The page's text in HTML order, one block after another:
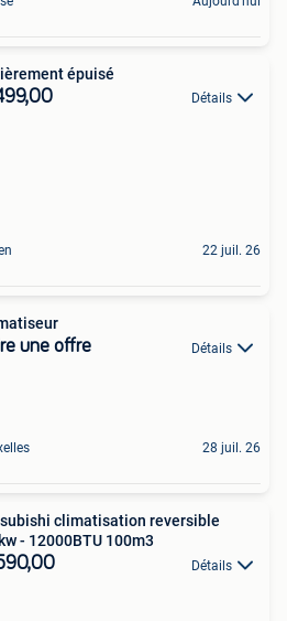
épuisé
Détails
22 juil. 26
une offre Détails
28 juil. 26
climatisation reversible
- 12000BTU 100m3
Détails